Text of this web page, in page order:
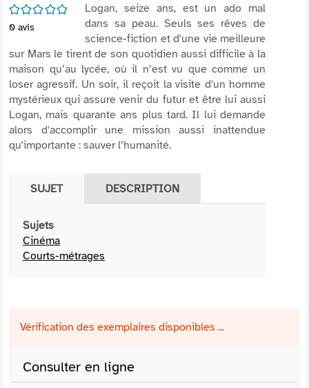
/5
0 avis
Logan, seize ans, est un ado mal
dans sa peau. Seuls ses rêves de
science-fiction et d'une vie meilleure
sur Mars le tirent de son quotidien aussi difficile à la
maison qu’au lycée, où il n’est vu que comme un
loser agressif. Un soir, il reçoit la visite d'un homme
mystérieux qui assure venir du futur et être lui aussi
Logan, mais quarante ans plus tard. Il lui demande
alors d'accomplir une mission aussi inattendue
qu'importante : sauver l’humanité.
SUJET DESCRIPTION
Sujets
Cinéma
Courts-métrages
Vérification des exemplaires disponibles ...
Consulter en ligne